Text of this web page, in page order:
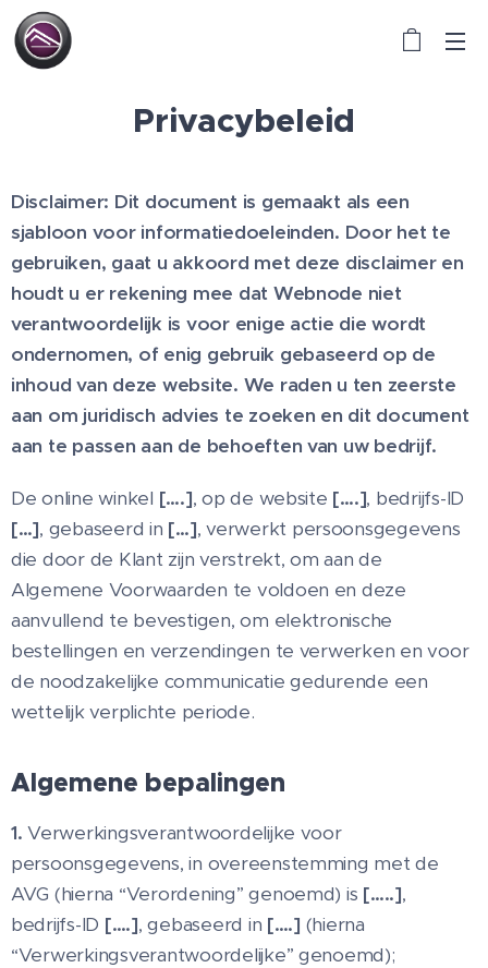
Privacybeleid
Disclaimer: Dit document is gemaakt als een
sjabloon voor informatiedoeleinden. Door het te
gebruiken, gaat u akkoord met deze disclaimer en
houdt u er rekening mee dat Webnode niet
verantwoordelijk is voor enige actie die wordt
ondernomen, of enig gebruik gebaseerd op de
inhoud van deze website. We raden u ten zeerste
aan om juridisch advies te zoeken en dit document
aan te passen aan de behoeften van uw bedrijf.
De online winkel [….], op de website [….], bedrijfs-ID
[…], gebaseerd in […], verwerkt persoonsgegevens
die door de Klant zijn verstrekt, om aan de
Algemene Voorwaarden te voldoen en deze
aanvullend te bevestigen, om elektronische
bestellingen en verzendingen te verwerken en voor
de noodzakelijke communicatie gedurende een
wettelijk verplichte periode.
Algemene bepalingen
1.Verwerkingsverantwoordelijke voor
persoonsgegevens, in overeenstemming met de
AVG (hierna “Verordening” genoemd) is […..],
bedrijfs-ID [….], gebaseerd in [….] (hierna
“Verwerkingsverantwoordelijke” genoemd);